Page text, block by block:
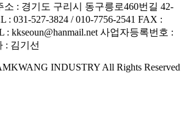
소 : 경기도 구리시 동구릉로460번길 42-
: 031-527-3824 / 010-7756-2541 FAX :
: kkseoun@hanmail.net 사업자등록번호 :
: 김기선
INDUSTRY All Rights Reserved